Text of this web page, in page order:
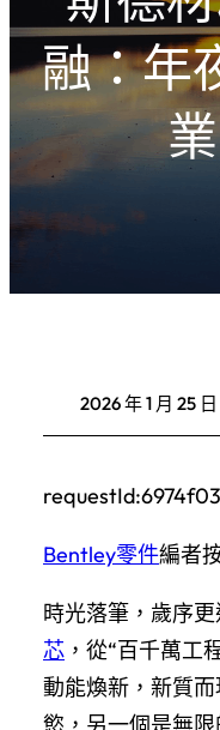
融：年
2026 年 1 月 25 日
Bentley零件編者
時光落筆，歲序
芯 ，從“百千萬工
動能煥新，新質
慾，另一個是無